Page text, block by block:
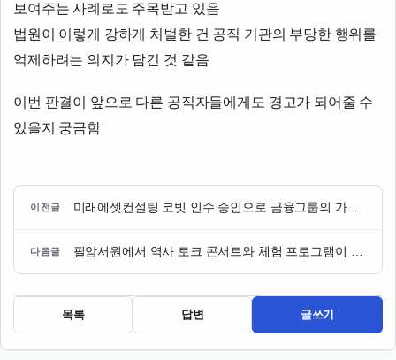
보여주는 사례로도 주목받고 있음
법원이 이렇게 강하게 처벌한 건 공직 기관의 부당한 행위를
억제하려는 의지가 담긴 것 같음
이번 판결이 앞으로 다른 공직자들에게도 경고가 되어줄 수
있을지 궁금함
이전글 미래에셋컨설팅 코빗 인수 승인으로 금융그룹의 가상자산 진출 본격화
다음글 필암서원에서 역사 토크 콘서트와 체험 프로그램이 함께 열려
목록 답변 글쓰기